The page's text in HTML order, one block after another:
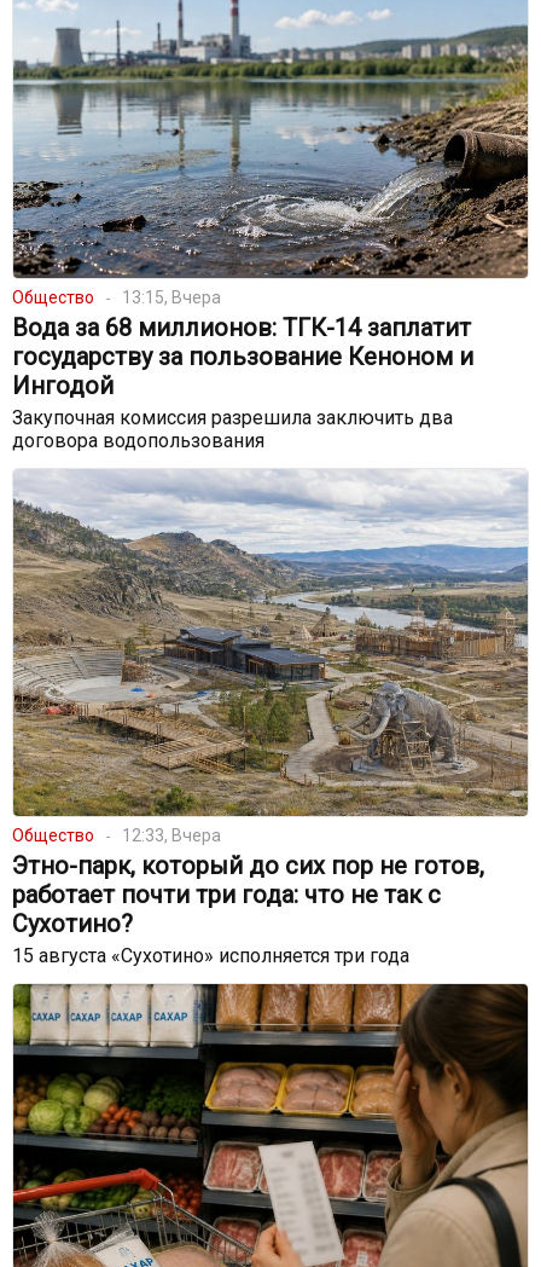
Общество 13:15, Вчера
Вода за 68 миллионов: ТГК-14 заплатит
государству за пользование Кеноном и
Ингодой
Закупочная комиссия разрешила заключить два
договора водопользования
Общество 12:33, Вчера
Этно-парк, который до сих пор не готов,
работает почти три года: что не так с
Сухотино?
15 августа «Сухотино» исполняется три года